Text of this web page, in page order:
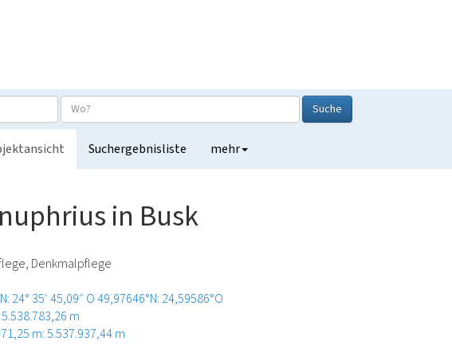
Suche
Suchergebnisliste mehr
in Busk
Denkmalpflege
24° 35′ 45,09″ O49,97646°N: 24,59586°O
m
m: 5.537.937,44 m